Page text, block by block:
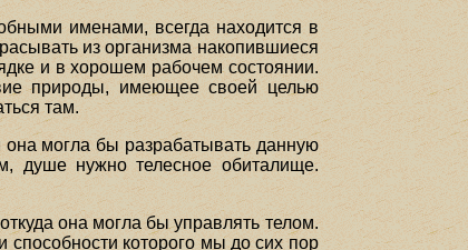
именами, всегда находится в
из организма накопившиеся
и в хорошем рабочем состоянии.
природы, имеющее своей целью
там.
могла бы разрабатывать данную
душе нужно телесное обиталище.
она могла бы управлять телом.
способности которого мы до сих пор